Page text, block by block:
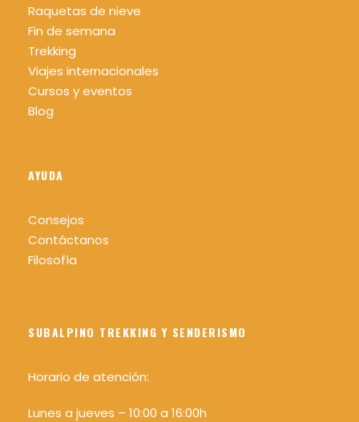
Raquetas de nieve
Fin de semana
Trekking
Viajes internacionales
Cursos y eventos
Blog
AYUDA
Consejos
Contáctanos
Filosofía
SUBALPINO TREKKING Y SENDERISMO
Horario de atención:
Lunes a jueves – 10:00 a 16:00h